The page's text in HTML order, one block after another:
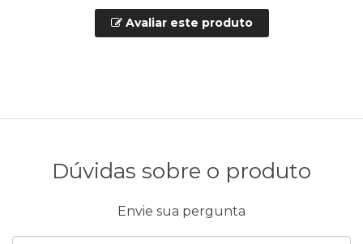
Avaliar este produto
Dúvidas sobre o produto
Envie sua pergunta